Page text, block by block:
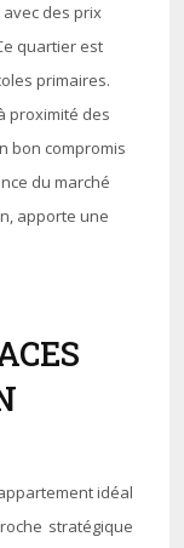
des prix
quartier est
primaires.
proximité des
bon compromis
du marché
apporte une
idéal
stratégique